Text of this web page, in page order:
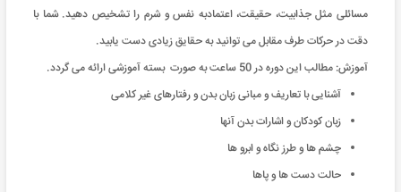
مسائلی مثل جذابیت، حقیقت، اعتمادبه نفس و شرم را تشخیص دهید. شما با
دقت در حرکات طرف مقابل می توانید به حقایق زيادی دست یابید.
آموزش: مطالب این دوره در 50 ساعت به صورت بسته آموزشی ارائه می گردد
.
آشنایی با تعاریف و مبانی زبان بدن و رفتارهای غیر کلامی
زبان کودکان و اشارات بدن آنها
چشم ها و طرز نگاه و ابرو ها
حالت دست ها و پاها